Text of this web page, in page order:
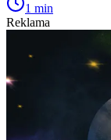
1 min
Reklama